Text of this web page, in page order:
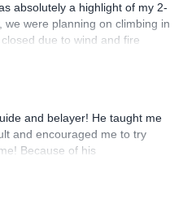
absolutely a highlight of my 2-
were planning on climbing in
due to wind and fire
location (Pic de
and hotel drop off, which I
route we did was not only
which I thoroughly
the team (Gauthier) was
and belayer! He taught me
and encouraged me to try
Because of his
these routes! I really
direct sun and cool enough to